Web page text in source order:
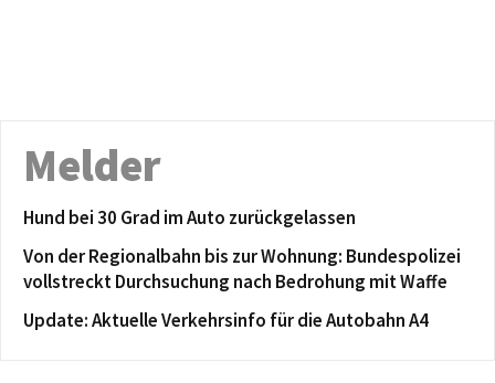
Melder
Hund bei 30 Grad im Auto zurückgelassen
Von der Regionalbahn bis zur Wohnung: Bundespolizei
vollstreckt Durchsuchung nach Bedrohung mit Waffe
Update: Aktuelle Verkehrsinfo für die Autobahn A4